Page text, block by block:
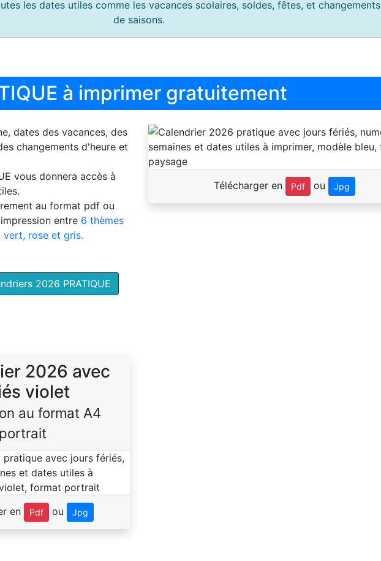
les dates utiles comme les vacances scolaires, soldes, fêtes, et changements
de saisons.
à imprimer gratuitement
dates des vacances, des
changements d'heure et
vous donnera accès à
au format pdf ou
entre 6 thèmes
vert, rose et gris.
2026 PRATIQUE
Télécharger en Pdf ou Jpg
2026 avec
violet
au format A4
portrait
en Pdf ou Jpg